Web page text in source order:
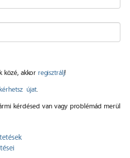
közé, akkor regisztrálj!
újat.
kérdésed van vagy problémád merül